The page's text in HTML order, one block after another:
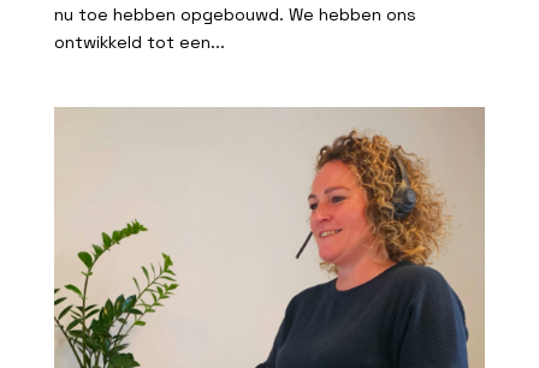
nu toe hebben opgebouwd. We hebben ons
ontwikkeld tot een...